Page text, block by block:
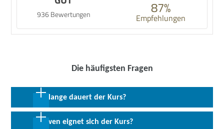
936 Bewertungen 87%
Empfehlungen
Die häufigsten Fragen
Wie lange dauert der Kurs?
9 Wochen in Vollzeit; 18 Wochen in Teilzeit
Für wen eignet sich der Kurs?